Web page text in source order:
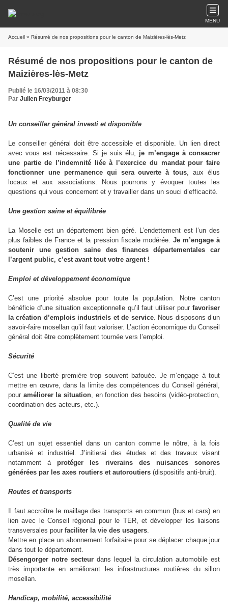
MENU
Accueil » Résumé de nos propositions pour le canton de Maizières-lès-Metz
Résumé de nos propositions pour le canton de
Maizières-lès-Metz
Publié le 16/03/2011 à 08:30
Par Julien Freyburger
Un conseiller général investi et disponible
Le conseiller général doit être accessible et disponible. Un lien direct
avec vous est nécessaire. Si je suis élu, je m’engage à consacrer
une partie de l’indemnité liée à l’exercice du mandat pour faire
fonctionner une permanence qui sera ouverte à tous, aux élus
locaux et aux associations. Nous pourrons y évoquer toutes les
questions qui vous concernent et y travailler dans un souci d’efficacité.
Une gestion saine et équilibrée
La Moselle est un département bien géré. L’endettement est l’un des
plus faibles de France et la pression fiscale modérée. Je m’engage à
soutenir une gestion saine des finances départementales car
l’argent public, c’est avant tout votre argent !
Emploi et développement économique
C’est une priorité absolue pour toute la population. Notre canton
bénéficie d’une situation exceptionnelle qu’il faut utiliser pour favoriser
la création d’emplois industriels et de service. Nous disposons d’un
savoir-faire mosellan qu’il faut valoriser. L’action économique du Conseil
général doit être complètement tournée vers l’emploi.
Sécurité
C’est une liberté première trop souvent bafouée. Je m’engage à tout
mettre en œuvre, dans la limite des compétences du Conseil général,
pour améliorer la situation, en fonction des besoins (vidéo-protection,
coordination des acteurs, etc.).
Qualité de vie
C’est un sujet essentiel dans un canton comme le nôtre, à la fois
urbanisé et industriel. J’initierai des études et des travaux visant
notamment àprotéger les riverains des nuisances sonores
générées par les axes routiers et autoroutiers (dispositifs anti-bruit).
Routes et transports
Il faut accroître le maillage des transports en commun (bus et cars) en
lien avec le Conseil régional pour le TER, et développer les liaisons
transversales pour faciliter la vie des usagers.
Mettre en place un abonnement forfaitaire pour se déplacer chaque jour
dans tout le département.
Désengorger notre secteur dans lequel la circulation automobile est
très importante en améliorant les infrastructures routières du sillon
mosellan.
Handicap, mobilité, accessibilité